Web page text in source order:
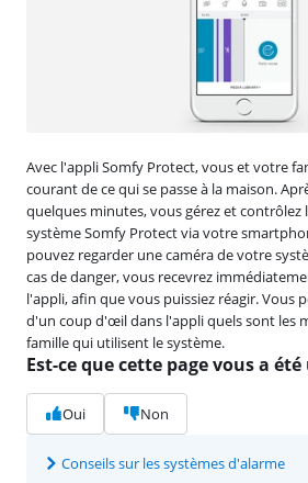
Avec l'appli Somfy Protect, vous et votre
courant de ce qui se passe à la maison.
quelques minutes, vous gérez et contrôlez
système Somfy Protect via votre
pouvez regarder une caméra de votre
cas de danger, vous recevrez
l'appli, afin que vous puissiez réagir. Vous
d'un coup d'œil dans l'appli quels sont les
famille qui utilisent le système.
Est-ce que cette page vous a
Oui Non
Conseils sur les systèmes d'alarme